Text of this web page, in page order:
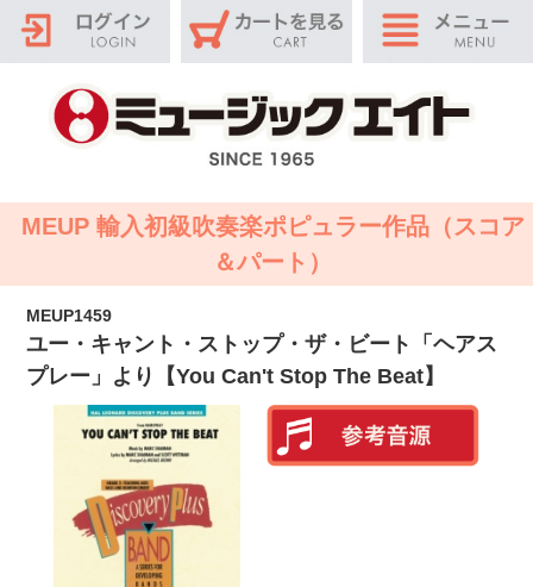
MEUP 輸入初級吹奏楽ポピュラー作品（スコア
＆パート）
MEUP1459
ユー・キャント・ストップ・ザ・ビート「ヘアス
プレー」より【You Can't Stop The Beat】